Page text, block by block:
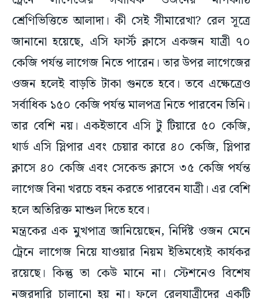
শ্রেণিভিত্তিতে আলাদা। কী সেই সীমারেখা? রেল সূত্রে
জানানো হয়েছে, এসি ফার্স্ট ক্লাসে একজন যাত্রী ৭০
কেজি পর্যন্ত লাগেজ নিতে পারেন। তার উপর লাগেজের
ওজন হলেই বাড়তি টাকা গুনতে হবে। তবে এক্ষেত্রেও
সর্বাধিক ১৫০ কেজি পর্যন্ত মালপত্র নিতে পারবেন তিনি।
তার বেশি নয়। একইভাবে এসি টু টিয়ারে ৫০ কেজি,
থার্ড এসি স্লিপার এবং চেয়ার কারে ৪০ কেজি, স্লিপার
ক্লাসে ৪০ কেজি এবং সেকেন্ড ক্লাসে ৩৫ কেজি পর্যন্ত
লাগেজ বিনা খরচে বহন করতে পারবেন যাত্রী। এর বেশি
হলে অতিরিক্ত মাশুল দিতে হবে।
মন্ত্রকের এক মুখপাত্র জানিয়েছেন, নির্দিষ্ট ওজন মেনে
ট্রেনে লাগেজ নিয়ে যাওয়ার নিয়ম ইতিমধ্যেই কার্যকর
রয়েছে। কিন্তু তা কেউ মানে না। স্টেশনেও বিশেষ
নজরদারি চালানো হয় না। ফলে রেলযাত্রীদের একটি